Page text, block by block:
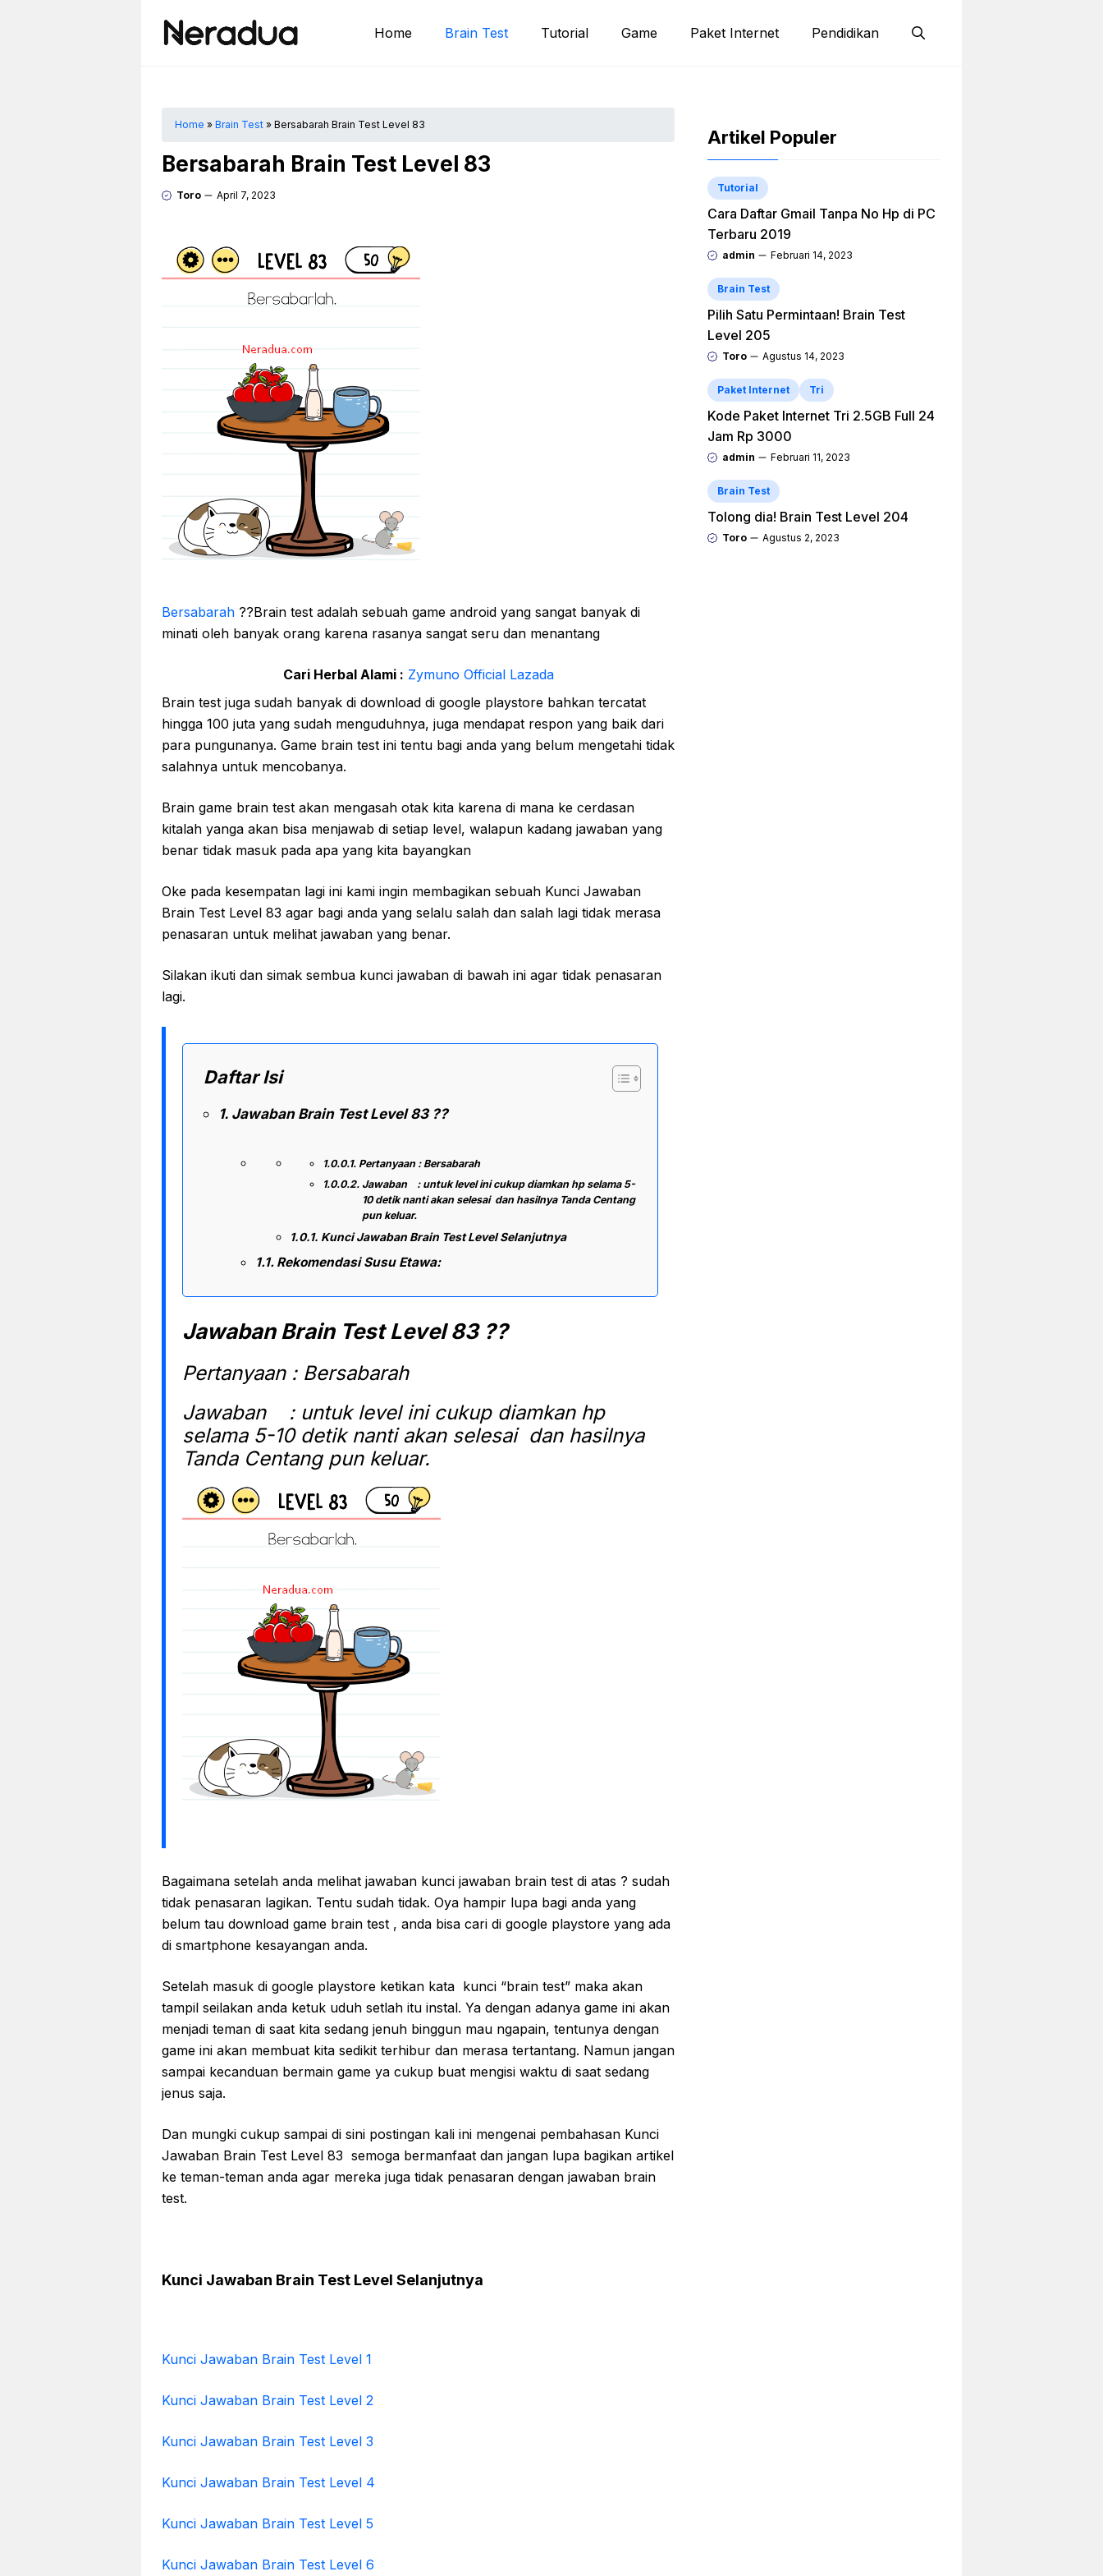
Home Brain Test Tutorial Game Paket Internet Pendidikan
Home » Brain Test » Bersabarah Brain Test Level 83
Bersabarah Brain Test Level 83
Toro April 7, 2023
Bersabarah ??Brain test adalah sebuah game android yang sangat banyak di
minati oleh banyak orang karena rasanya sangat seru dan menantang
Cari Herbal Alami : Zymuno Official Lazada
Brain test juga sudah banyak di download di google playstore bahkan tercatat
hingga 100 juta yang sudah menguduhnya, juga mendapat respon yang baik dari
para pungunanya. Game brain test ini tentu bagi anda yang belum mengetahi tidak
salahnya untuk mencobanya.
Brain game brain test akan mengasah otak kita karena di mana ke cerdasan
kitalah yanga akan bisa menjawab di setiap level, walapun kadang jawaban yang
benar tidak masuk pada apa yang kita bayangkan
Oke pada kesempatan lagi ini kami ingin membagikan sebuah Kunci Jawaban
Brain Test Level 83 agar bagi anda yang selalu salah dan salah lagi tidak merasa
penasaran untuk melihat jawaban yang benar.
Silakan ikuti dan simak sembua kunci jawaban di bawah ini agar tidak penasaran
lagi.
Daftar Isi
Jawaban Brain Test Level 83 ??
Pertanyaan : Bersabarah
Jawaban : untuk level ini cukup diamkan hp selama 5-
10 detik nanti akan selesai dan hasilnya Tanda Centang
pun keluar.
Kunci Jawaban Brain Test Level Selanjutnya
Rekomendasi Susu Etawa:
Jawaban Brain Test Level 83 ??
Pertanyaan : Bersabarah
Jawaban : untuk level ini cukup diamkan hp
selama 5-10 detik nanti akan selesai dan hasilnya
Tanda Centang pun keluar.
Bagaimana setelah anda melihat jawaban kunci jawaban brain test di atas ? sudah
tidak penasaran lagikan. Tentu sudah tidak. Oya hampir lupa bagi anda yang
belum tau download game brain test , anda bisa cari di google playstore yang ada
di smartphone kesayangan anda.
Setelah masuk di google playstore ketikan kata kunci “brain test” maka akan
tampil seilakan anda ketuk uduh setlah itu instal. Ya dengan adanya game ini akan
menjadi teman di saat kita sedang jenuh binggun mau ngapain, tentunya dengan
game ini akan membuat kita sedikit terhibur dan merasa tertantang. Namun jangan
sampai kecanduan bermain game ya cukup buat mengisi waktu di saat sedang
jenus saja.
Dan mungki cukup sampai di sini postingan kali ini mengenai pembahasan Kunci
Jawaban Brain Test Level 83 semoga bermanfaat dan jangan lupa bagikan artikel
ke teman-teman anda agar mereka juga tidak penasaran dengan jawaban brain
test.
Kunci Jawaban Brain Test Level Selanjutnya
Kunci Jawaban Brain Test Level 1
Kunci Jawaban Brain Test Level 2
Kunci Jawaban Brain Test Level 3
Kunci Jawaban Brain Test Level 4
Kunci Jawaban Brain Test Level 5
Kunci Jawaban Brain Test Level 6
Artikel Populer
Tutorial
Cara Daftar Gmail Tanpa No Hp di PC
Terbaru 2019
admin Februari 14, 2023
Brain Test
Pilih Satu Permintaan! Brain Test
Level 205
Toro Agustus 14, 2023
Paket Internet Tri
Kode Paket Internet Tri 2.5GB Full 24
Jam Rp 3000
admin Februari 11, 2023
Brain Test
Tolong dia! Brain Test Level 204
Toro Agustus 2, 2023